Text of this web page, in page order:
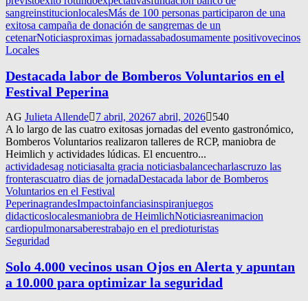
sangreinstitucionlocalesMás de 100 personas participaron de una
exitosa campaña de donación de sangremas de un
cetenarNoticiasproximas jornadassabadosumamente positivovecinos
Locales
Destacada labor de Bomberos Voluntarios en el
Festival Peperina
AG Julieta Allende 7 abril, 20267 abril, 2026
540
A lo largo de las cuatro exitosas jornadas del evento gastronómico,
Bomberos Voluntarios realizaron talleres de RCP, maniobra de
Heimlich y actividades lúdicas. El encuentro...
actividadesag noticiasalta gracia noticiasbalancecharlascruzo las
fronterascuatro dias de jornadaDestacada labor de Bomberos
Voluntarios en el Festival
PeperinagrandesImpactoinfanciasinspiranjuegos
didacticoslocalesmaniobra de HeimlichNoticiasreanimacion
cardiopulmonarsaberestrabajo en el predioturistas
Seguridad
Solo 4.000 vecinos usan Ojos en Alerta y apuntan
a 10.000 para optimizar la seguridad